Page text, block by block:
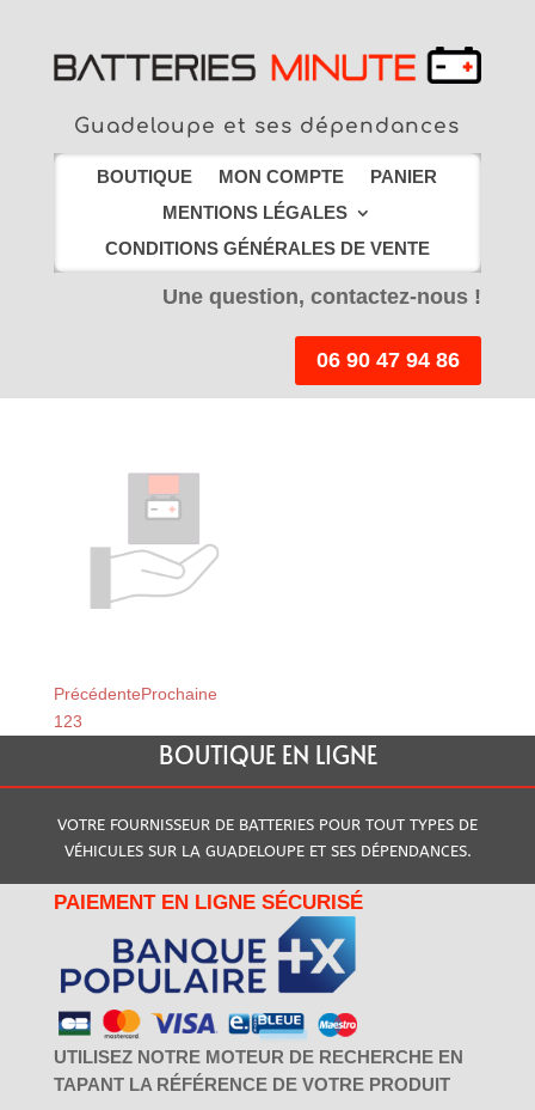
Guadeloupe et ses dépendances
BOUTIQUE MON COMPTE
PANIER
MENTIONS LÉGALES
CONDITIONS GÉNÉRALES DE VENTE
Une question, contactez-nous !
06 90 47 94 86
PrécédenteProchaine
1 23
BOUTIQUE EN LIGNE
VOTRE FOURNISSEUR DE BATTERIES POUR TOUT TYPES DE
VÉHICULES SUR LA GUADELOUPE ET SES DÉPENDANCES.
PAIEMENT EN LIGNE SÉCURISÉ
UTILISEZ NOTRE MOTEUR DE RECHERCHE EN
TAPANT LA RÉFÉRENCE DE VOTRE PRODUIT